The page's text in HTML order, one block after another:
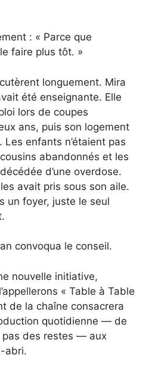
: « Parce que
faire plus tôt. »
longuement. Mira
été enseignante. Elle
lors de coupes
ans, puis son logement
enfants n’étaient pas
abandonnés et les
d’une overdose.
avait pris sous son aile.
un foyer, juste le seul
convoqua le conseil.
nouvelle initiative,
« Table à Table
de la chaîne consacrera
quotidienne — de
pas des restes — aux
abri.